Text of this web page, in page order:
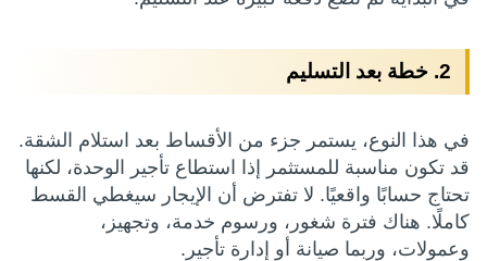
2. خطة بعد التسليم
في هذا النوع، يستمر جزء من الأقساط بعد استلام الشقة.
قد تكون مناسبة للمستثمر إذا استطاع تأجير الوحدة، لكنها
تحتاج حسابًا واقعيًا. لا تفترض أن الإيجار سيغطي القسط
كاملًا. هناك فترة شغور، ورسوم خدمة، وتجهيز،
وعمولات، وربما صيانة أو إدارة تأجير.